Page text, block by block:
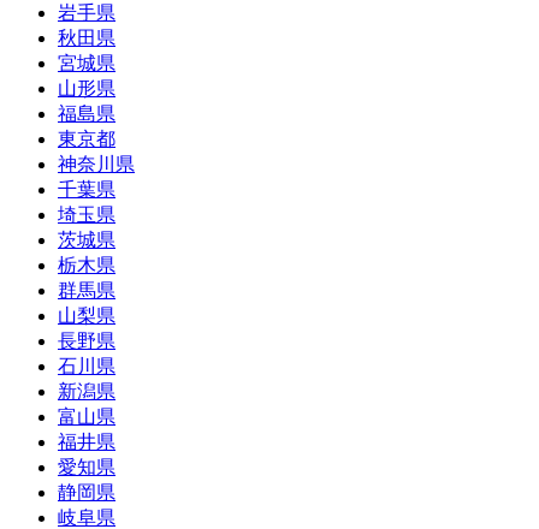
岩手県
秋田県
宮城県
山形県
福島県
東京都
神奈川県
千葉県
埼玉県
茨城県
栃木県
群馬県
山梨県
長野県
石川県
新潟県
富山県
福井県
愛知県
静岡県
岐阜県